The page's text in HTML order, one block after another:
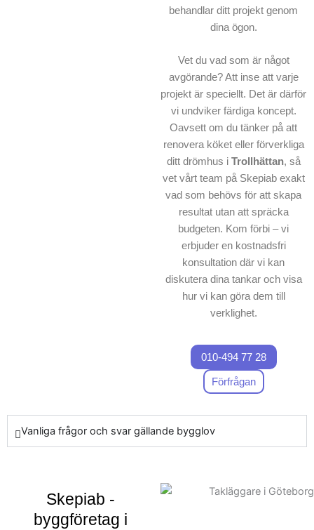
behandlar ditt projekt genom
dina ögon.
Vet du vad som är något
avgörande? Att inse att varje
projekt är speciellt. Det är därför
vi undviker färdiga koncept.
Oavsett om du tänker på att
renovera köket eller förverkliga
ditt drömhus i Trollhättan, så
vet vårt team på Skepiab exakt
vad som behövs för att skapa
resultat utan att spräcka
budgeten. Kom förbi – vi
erbjuder en kostnadsfri
konsultation där vi kan
diskutera dina tankar och visa
hur vi kan göra dem till
verklighet.
010-494 77 28
Förfrågan
Vanliga frågor och svar gällande bygglov
Skepiab -
byggföretag i